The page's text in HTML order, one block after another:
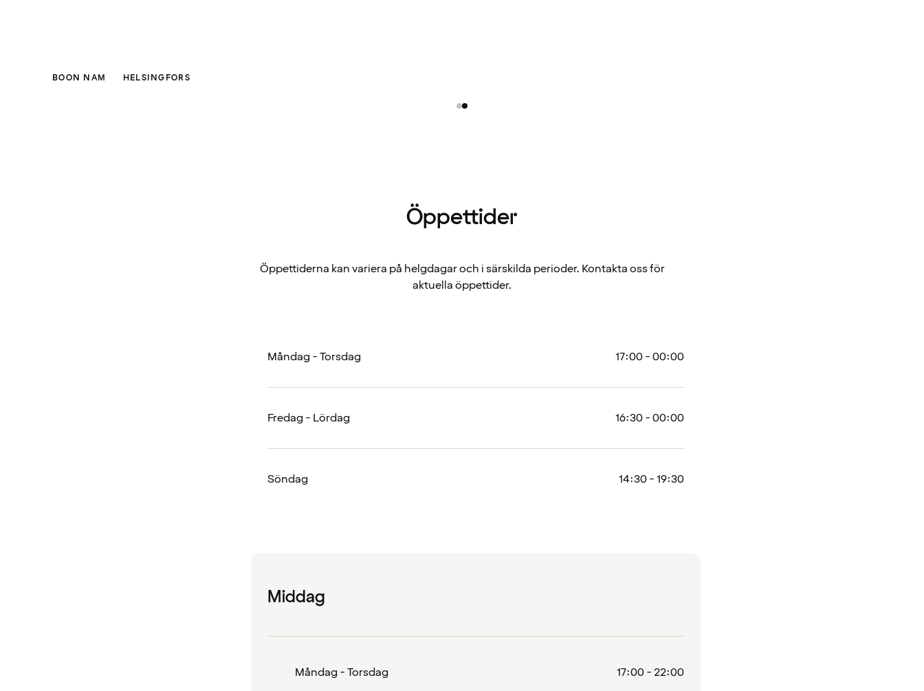
BOON NAM HELSINGFORS
Öppettider
Öppettiderna kan variera på helgdagar och i särskilda perioder. Kontakta oss för
aktuella öppettider.
Måndag - Torsdag 17:00 - 00:00
Fredag - Lördag 16:30 - 00:00
Söndag 14:30 - 19:30
Middag
Måndag - Torsdag 17:00 - 22:00